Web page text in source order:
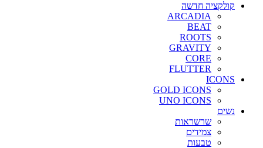
קולקציה חדשה
ARCADIA
BEAT
ROOTS
GRAVITY
CORE
FLUTTER
ICONS
GOLD ICONS
UNO ICONS
נשים
שרשראות
צמידים
טבעות